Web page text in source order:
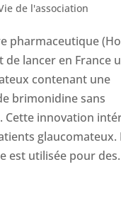
de l'association
pharmaceutique
de lancer en France
contenant une
brimonidine sans
Cette innovation
glaucomateux.
est utilisée pour